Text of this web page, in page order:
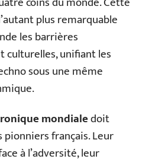
plus remarquable
les barrières
culturelles, unifiant les
sous une même
mondialedoit
pionniers français. Leur
à l’adversité, leur